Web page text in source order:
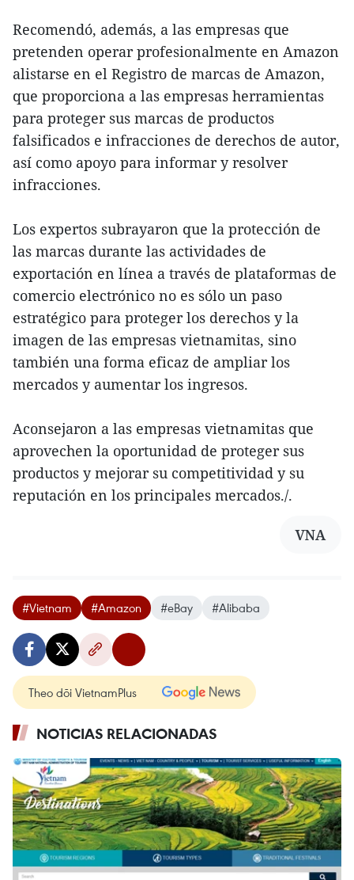
Recomendó, además, a las empresas que
pretenden operar profesionalmente en Amazon
alistarse en el Registro de marcas de Amazon,
que proporciona a las empresas herramientas
para proteger sus marcas de productos
falsificados e infracciones de derechos de autor,
así como apoyo para informar y resolver
infracciones.
Los expertos subrayaron que la protección de
las marcas durante las actividades de
exportación en línea a través de plataformas de
comercio electrónico no es sólo un paso
estratégico para proteger los derechos y la
imagen de las empresas vietnamitas, sino
también una forma eficaz de ampliar los
mercados y aumentar los ingresos.
Aconsejaron a las empresas vietnamitas que
aprovechen la oportunidad de proteger sus
productos y mejorar su competitividad y su
reputación en los principales mercados./.
VNA
#Vietnam #Amazon #eBay #Alibaba
Theo dõi VietnamPlus
NOTICIAS RELACIONADAS